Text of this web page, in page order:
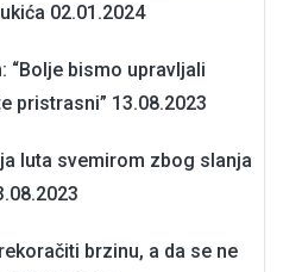
02.01.2024
“Bolje bismo upravljali
pristrasni” 13.08.2023
luta svemirom zbog slanja
brzinu, a da se ne